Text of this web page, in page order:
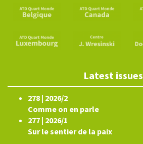
Latest issues
278 | 2026/2
Comme on en parle
277 | 2026/1
Sur le sentier de la paix